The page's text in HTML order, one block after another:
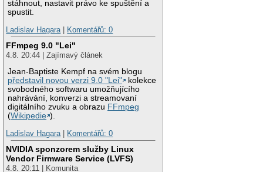
stáhnout, nastavit právo ke spuštění a
spustit.
Ladislav Hagara| Komentářů: 0
FFmpeg 9.0 "Lei"
4.8. 20:44 | Zajímavý článek
Jean-Baptiste Kempf na svém blogu
představil novou verzi 9.0 "Lei"
kolekce
svobodného softwaru umožňujícího
nahrávání, konverzi a streamovaní
digitálního zvuku a obrazu FFmpeg
(Wikipedie ).
Ladislav Hagara| Komentářů: 0
NVIDIA sponzorem služby Linux
Vendor Firmware Service (LVFS)
4.8. 20:11 | Komunita